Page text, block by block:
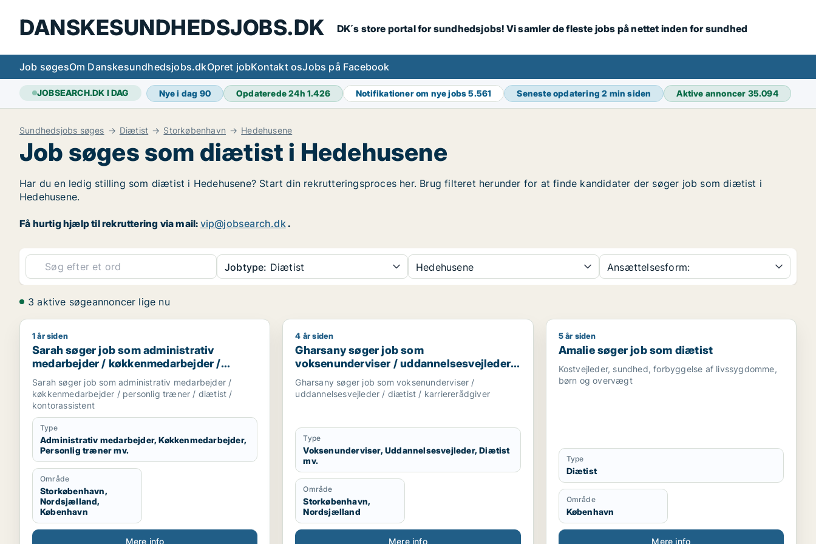
DANSKESUNDHEDSJOBS.DK DK´s store portal for sundhedsjobs! Vi samler de fleste jobs på nettet inden for sundhed
Job søgesOm Danskesundhedsjobs.dkOpret jobKontakt osJobs på Facebook
JOBSEARCH.DK I DAG Nye i dag 90 Opdaterede 24h1.426 Notifikationer om nye jobs5.561 Seneste opdatering2 min siden Aktive annoncer 35.094
Sundhedsjobs søges Diætist Storkøbenhavn Hedehusene
Job søges som diætist i Hedehusene
Har du en ledig stilling som diætist i Hedehusene? Start din rekrutteringsproces her. Brug filteret herunder for at finde kandidater der søger job som diætist i
Hedehusene.
Få hurtig hjælp til rekruttering via mail: vip@jobsearch.dk.
Jobtype: Diætist Hedehusene Ansættelsesform:
3 aktive søgeannoncer lige nu
Sarah søger job som administrativ medarbejder / køkkenmedarbejder / personlig træner / diætist / kontorassistent
1 år siden
Sarah søger job som administrativ
medarbejder / køkkenmedarbejder /
personlig træner / diætist /
kontorassistent
Sarah søger job som administrativ medarbejder /
køkkenmedarbejder / personlig træner / diætist /
kontorassistent
Type
Administrativ medarbejder, Køkkenmedarbejder,
Personlig træner mv.
Område
Storkøbenhavn,
Nordsjælland,
København
Mere info
Gharsany søger job som voksenunderviser / uddannelsesvejleder / diætist / karriererådgiver
4 år siden
Gharsany søger job som
voksenunderviser / uddannelsesvejleder /
diætist / karriererådgiver
Gharsany søger job som voksenunderviser /
uddannelsesvejleder / diætist / karriererådgiver
Type
Voksenunderviser, Uddannelsesvejleder, Diætist
mv.
Område
Storkøbenhavn,
Nordsjælland
Mere info
Amalie søger job som diætist
5 år siden
Amalie søger job som diætist
Kostvejleder, sundhed, forbyggelse af livssygdomme,
børn og overvægt
Type
Diætist
Område
København
Mere info